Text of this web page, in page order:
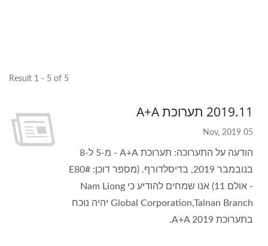
Result 1 - 5 of 5
2019.11 תערוכת A+A
05 Nov, 2019
הודעה על התערוכה: תערוכת A+A - מ-5 ל-8
בנובמבר 2019, בדיסלדורף. (מספר דוכן: #E80
- אולם 11) אנו שמחים להודיע כי Nam Liong
Global Corporation,Tainan Branch יהיה נוכח
בתערוכת A+A 2019.